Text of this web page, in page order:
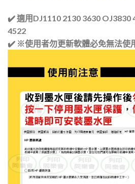
✔️ 適用DJ1110 2130 3630 OJ3830
4522
✔️ ※使用者勿更新軟體必免無法使